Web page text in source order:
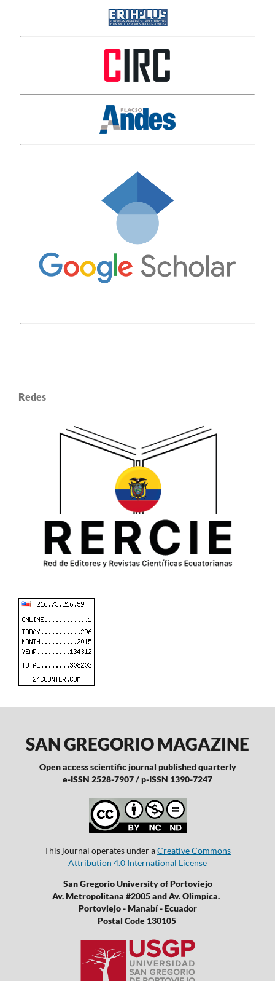
Redes
SAN GREGORIO MAGAZINE
Open access scientific journal published quarterly
e-ISSN 2528-7907 / p-ISSN 1390-7247
This journal operates under aCreative Commons
Attribution 4.0 International License
San Gregorio University of Portoviejo
Av. Metropolitana #2005 and Av. Olimpica.
Portoviejo - Manabí - Ecuador
Postal Code 130105